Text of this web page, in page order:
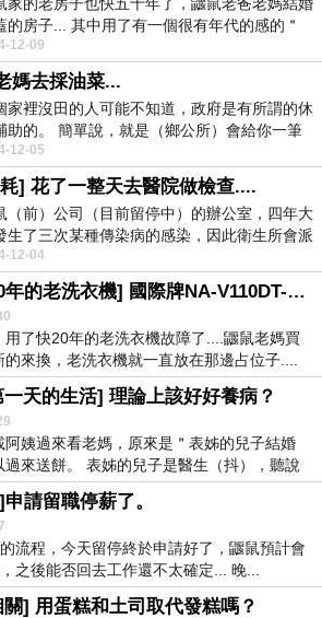
的房子... 其中用了有一個很有年代的感的＂
12-09
媽去採油菜...
家裡沒田的人可能不知道，政府是有所謂的休
助的。 簡單說，就是（鄉公所）會給你一筆
讓...
12-05
] 花了一整天去醫院做檢查....
（前）公司（目前留停中）的辦公室，四年大
生了三次某種傳染病的感染，因此衛生所會派
拍X光跟...
12-04
[拯救20年的老洗衣機] 國際牌NA-V110DT-N換主機板維修。
用了快20年的老洗衣機故障了....鼴鼠老媽買
的來換，老洗衣機就一直放在那邊占位子....
天的生活] 理論上該好好養病？
阿姨過來看老媽，原來是＂表姊的兒子結婚
過來送餅。 表姊的兒子是醫生（抖），聽說
請留職停薪了。
流程，今天留停終於申請好了，鼴鼠預計會
之後能否回去工作還不太確定... 晚...
] 用蛋糕和土司取代發糕嗎？